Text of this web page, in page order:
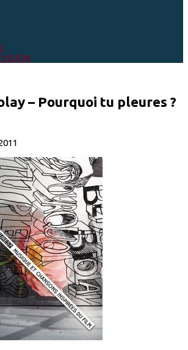
– Pourquoi tu pleures ?